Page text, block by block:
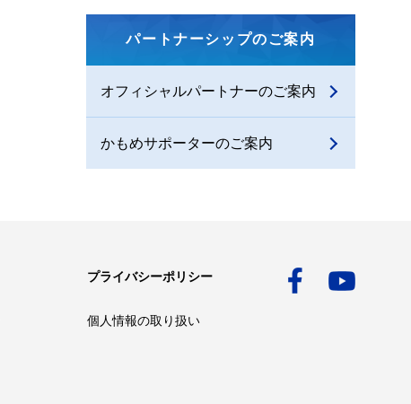
パートナーシップのご案内
オフィシャルパートナーのご案内
かもめサポーターのご案内
プライバシーポリシー
個人情報の取り扱い